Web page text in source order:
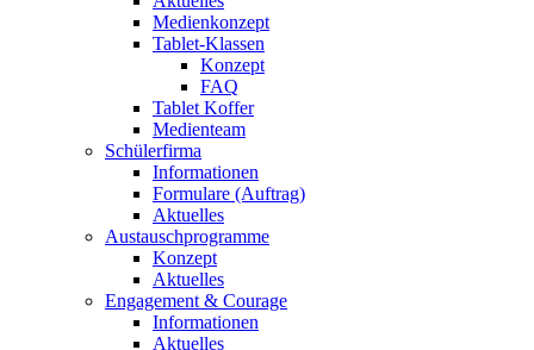
Medienkonzept
Tablet-Klassen
Konzept
FAQ
Tablet Koffer
Medienteam
Schülerfirma
Informationen
Formulare (Auftrag)
Aktuelles
Austauschprogramme
Konzept
Aktuelles
Engagement & Courage
Informationen
Aktuelles